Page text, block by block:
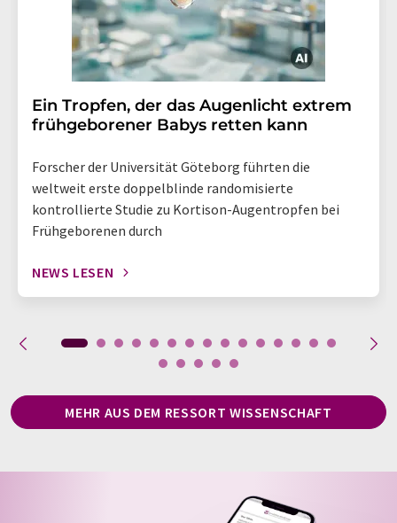
Ein Tropfen, der das Augenlicht extrem
frühgeborener Babys retten kann
Forscher der Universität Göteborg führten die
weltweit erste doppelblinde randomisierte
kontrollierte Studie zu Kortison-Augentropfen bei
Frühgeborenen durch
NEWS LESEN
MEHR AUS DEM RESSORT WISSENSCHAFT